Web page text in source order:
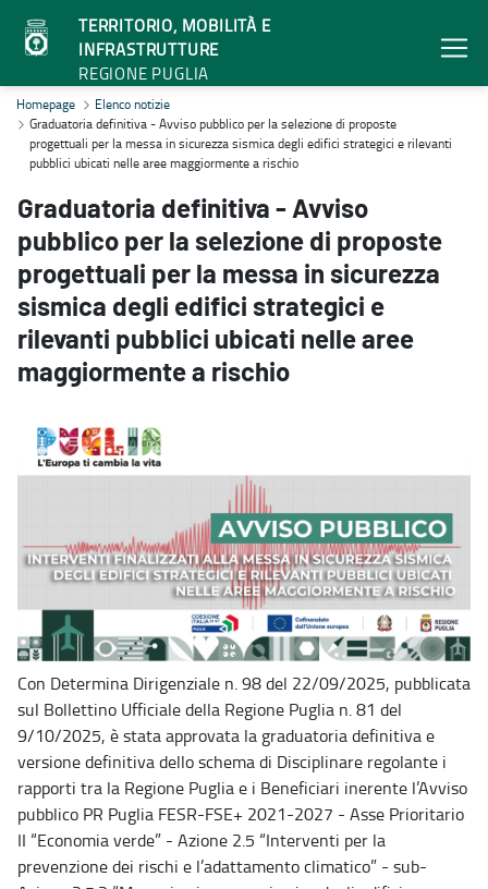
TERRITORIO, MOBILITÀ E
INFRASTRUTTURE
REGIONE PUGLIA
Graduatoria definitiva - Avviso pubblico per la selezione di
Homepage
Elenco notizie
Graduatoria definitiva - Avviso pubblico per la selezione di proposte
progettuali per la messa in sicurezza sismica degli edifici strategici e rilevanti
pubblici ubicati nelle aree maggiormente a rischio
Graduatoria definitiva - Avviso
pubblico per la selezione di proposte
progettuali per la messa in sicurezza
sismica degli edifici strategici e
rilevanti pubblici ubicati nelle aree
maggiormente a rischio
Con Determina Dirigenziale n. 98 del 22/09/2025, pubblicata
sul Bollettino Ufficiale della Regione Puglia n. 81 del
9/10/2025, è stata approvata la graduatoria definitiva e
versione definitiva dello schema di Disciplinare regolante i
rapporti tra la Regione Puglia e i Beneficiari inerente l’Avviso
pubblico PR Puglia FESR-FSE+ 2021-2027 - Asse Prioritario
II “Economia verde” - Azione 2.5 “Interventi per la
prevenzione dei rischi e l’adattamento climatico” - sub-